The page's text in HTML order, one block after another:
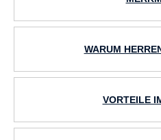
WARUM
VORTEILE